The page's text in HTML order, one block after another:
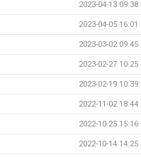
2023-04-13 09:38
2023-04-05 16:01
2023-03-02 09:45
2023-02-27 10:25
2023-02-19 10:39
2022-11-02 18:44
2022-10-25 15:16
2022-10-14 14:25